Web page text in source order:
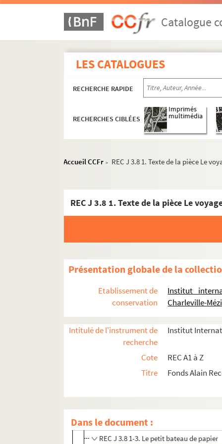
Catalogue
LES CATALOGUES
RECHERCHE RAPIDE
RECHERCHES CIBLÉES
Imprimés
multimédia
Accueil CCFr > REC J 3.8 1. Texte de la pièce Le
REC J 3.8 1. Texte de la pièce Le
Présentation globale de la
Etablissement de
conservation
Institut
Charleville-
Intitulé de l'instrument de
recherche
Institut
Cote
REC A1 à Z
Titre
Fonds Alain
Dans le document :
REC J 1-11. Œuvre artistique et carrière.
REC J 2.1-2. Créations pour la télévision.
REC J 3.1 1-2. Les Pantins
REC J 3.2 1-7. Quatre cadavres et un
REC J 3.3 1-67. La petite clef d’or
REC J 3.4 1-2. Le voyage forcé
REC J 3.6 1-7. Le petit retable de
REC J 3.7 1/1. La bigue les bigots et
REC J 3.8 1-3. Le petit bateau de papier